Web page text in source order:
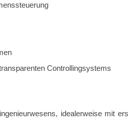
Controllingsystems
idealerweise mit